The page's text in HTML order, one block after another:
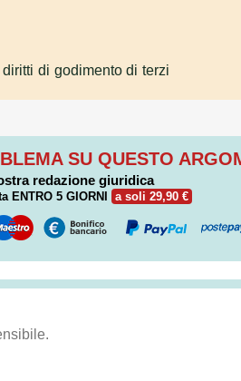
di godimento di terzi
SU QUESTO
redazione giuridica
ENTRO 5 GIORNI a soli 29,90 €